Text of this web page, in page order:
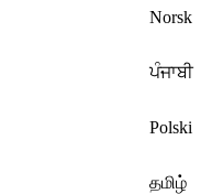
Norsk
ਪੰਜਾਬੀ
Polski
தமிழ்